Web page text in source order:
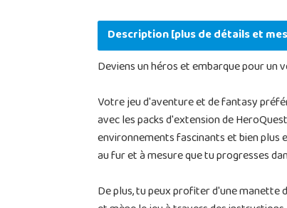
Description [plus de détails et
Deviens un héros et embarque pour un
Votre jeu d'aventure et de fantasy
avec les packs d'extension de
environnements fascinants et bien
au fur et à mesure que tu progresses
De plus, tu peux profiter d'une manette